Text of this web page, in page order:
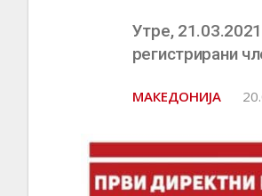
Утре,
регистрирани
МАКЕДОНИЈА